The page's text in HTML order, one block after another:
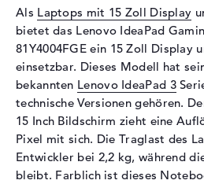
Laufwerks-Typ
ohne
Display
Display-Typ
15,6"
Max. Auflösung
1920 x
Auflösungstyp
Full-HD
Besonderheiten
Panel
Als Laptops mit 15 Zoll Display
bietet das Lenovo IdeaPad
81Y4004FGE ein 15 Zoll Display
einsetzbar. Dieses Modell hat
bekannten Lenovo IdeaPad 3
technische Versionen gehören.
15 Inch Bildschirm zieht eine
Pixel mit sich. Die Traglast des
Entwickler bei 2,2 kg, während
bleibt. Farblich ist dieses